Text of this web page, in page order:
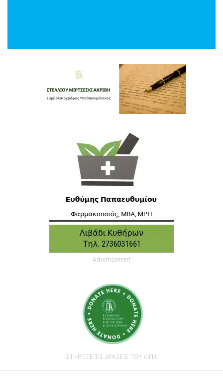
Advertisement
ΣΤΗΡΙΞΤΕ ΤΙΣ ΔΡΑΣΕΙΣ ΤΟΥ ΚΙΠΑ